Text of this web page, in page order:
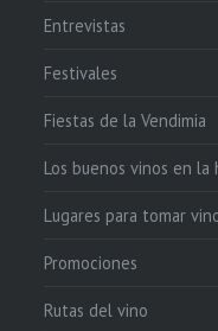
Entrevistas
Festivales
Fiestas de la Vendimia
Los buenos vinos en la
Lugares para tomar
Promociones
Rutas del vino